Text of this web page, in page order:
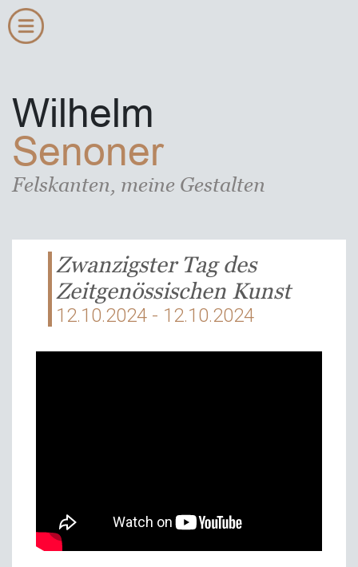
Wilhelm
Senoner
Felskanten, meine Gestalten
Zwanzigster Tag des
Zeitgenössischen Kunst
12.10.2024 - 12.10.2024